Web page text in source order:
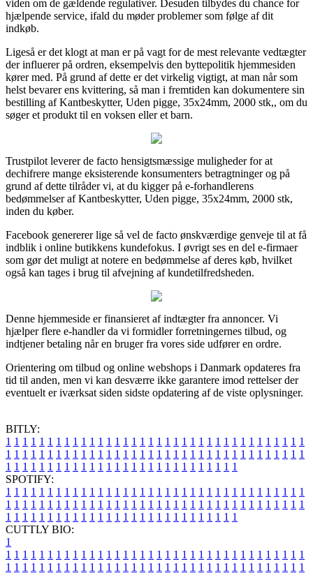
viden om de gældende regulativer. Desuden tilbydes du chance for
hjælpende service, ifald du møder problemer som følge af dit
indkøb.
Ligeså er det klogt at man er på vagt for de mest relevante vedtægter
der influerer på ordren, eksempelvis den byttepolitik hjemmesiden
kører med. På grund af dette er det virkelig vigtigt, at man når som
helst bevarer ens kvittering, så man i fremtiden kan dokumentere sin
bestilling af Kantbeskytter, Uden pigge, 35x24mm, 2000 stk,, om du
søger et produkt til en voksen eller et barn.
Trustpilot leverer de facto hensigtsmæssige muligheder for at
dechifrere mange eksisterende konsumenters betragtninger og på
grund af dette tilråder vi, at du kigger på e-forhandlerens
bedømmelser af Kantbeskytter, Uden pigge, 35x24mm, 2000 stk,
inden du køber.
Facebook genererer lige så vel de facto ønskværdige genveje til at få
indblik i online butikkens kundefokus. I øvrigt ses en del e-firmaer
som gør det muligt at notere en bedømmelse af deres køb, hvilket
også kan tages i brug til afvejning af kundetilfredsheden.
Denne hjemmeside er finansieret af indtægter fra annoncer. Vi
hjælper flere e-handler da vi formidler forretningernes tilbud, og
indtjener betaling når en bruger fra vores side udfører en ordre.
Orientering om tilbud og online webshops i Danmark opdateres fra
tid til anden, men vi kan desværre ikke garantere imod rettelser der
eventuelt er iværksat siden sidste opdatering af de viste oplysninger.
BITLY:
1 1 1 1 1 1 1 1 1 1 1 1 1 1 1 1 1 1 1 1 1 1 1 1 1 1 1 1 1 1 1 1 1 1 1 1
1 1 1 1 1 1 1 1 1 1 1 1 1 1 1 1 1 1 1 1 1 1 1 1 1 1 1 1 1 1 1 1 1 1 1 1
1 1 1 1 1 1 1 1 1 1 1 1 1 1 1 1 1 1 1 1 1 1 1 1 1 1 1 1
SPOTIFY:
1 1 1 1 1 1 1 1 1 1 1 1 1 1 1 1 1 1 1 1 1 1 1 1 1 1 1 1 1 1 1 1 1 1 1 1
1 1 1 1 1 1 1 1 1 1 1 1 1 1 1 1 1 1 1 1 1 1 1 1 1 1 1 1 1 1 1 1 1 1 1 1
1 1 1 1 1 1 1 1 1 1 1 1 1 1 1 1 1 1 1 1 1 1 1 1 1 1 1 1
CUTTLY BIO:
1
1 1 1 1 1 1 1 1 1 1 1 1 1 1 1 1 1 1 1 1 1 1 1 1 1 1 1 1 1 1 1 1 1 1 1 1
1 1 1 1 1 1 1 1 1 1 1 1 1 1 1 1 1 1 1 1 1 1 1 1 1 1 1 1 1 1 1 1 1 1 1 1